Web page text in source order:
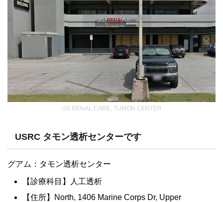
US RENAL CARE, TUMON CENTER
USRC タモン透析センターです
グアム：タモン透析センター
【診療科目】人工透析
【住所】North, 1406 Marine Corps Dr, Upper